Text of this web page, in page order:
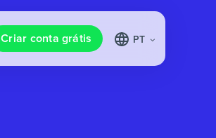
Criar conta grátis PT